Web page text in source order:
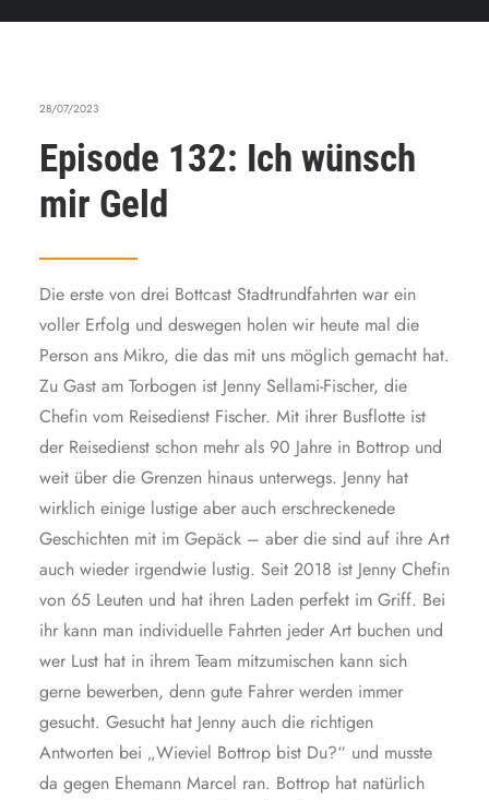
28/07/2023
Episode 132: Ich wünsch
mir Geld
Die erste von drei Bottcast Stadtrundfahrten war ein
voller Erfolg und deswegen holen wir heute mal die
Person ans Mikro, die das mit uns möglich gemacht hat.
Zu Gast am Torbogen ist Jenny Sellami-Fischer, die
Chefin vom Reisedienst Fischer. Mit ihrer Busflotte ist
der Reisedienst schon mehr als 90 Jahre in Bottrop und
weit über die Grenzen hinaus unterwegs. Jenny hat
wirklich einige lustige aber auch erschreckenede
Geschichten mit im Gepäck – aber die sind auf ihre Art
auch wieder irgendwie lustig. Seit 2018 ist Jenny Chefin
von 65 Leuten und hat ihren Laden perfekt im Griff. Bei
ihr kann man individuelle Fahrten jeder Art buchen und
wer Lust hat in ihrem Team mitzumischen kann sich
gerne bewerben, denn gute Fahrer werden immer
gesucht. Gesucht hat Jenny auch die richtigen
Antworten bei „Wieviel Bottrop bist Du?“ und musste
da gegen Ehemann Marcel ran. Bottrop hat natürlich